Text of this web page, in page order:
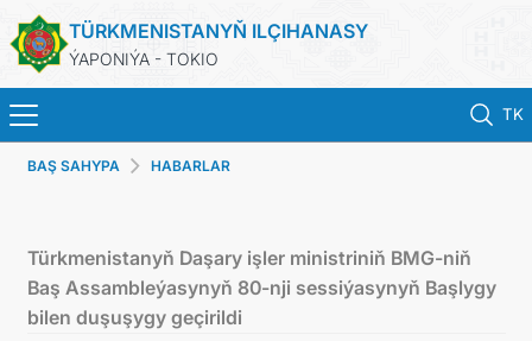
TÜRKMENISTANYŇ ILÇIHANASY
ÝAPONIÝA - TOKIO
TK
BAŞ SAHYPA
TÜRKMENISTAN
BAŞ SAHYPA HABARLAR
Türkmenistanyň Daşary işler ministriniň BMG-niň
Baş Assambleýasynyň 80-nji sessiýasynyň Başlygy
bilen duşuşygy geçirildi